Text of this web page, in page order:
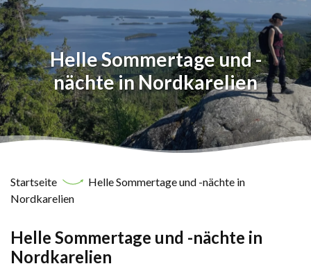
Helle Sommertage und -
nächte in Nordkarelien
Startseite
Helle Sommertage und -nächte in
Nordkarelien
Helle Sommertage und -nächte in
Nordkarelien